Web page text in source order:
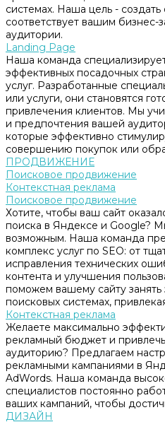
системах. Наша цель -
соответствует вашим
аудитории.
Landing Page
Наша команда
эффективных посадочных
услуг. Разработанные
или услуги, они становятся
привлечения клиентов. Мы
и предпочтения вашей
которые эффективно
совершению покупок или
ПРОДВИЖЕНИЕ
Поисковое продвижение
Контекстная реклама
Поисковое продвижение
Хотите, чтобы ваш сайт
поиска в Яндексе и Google?
возможным. Наша команда
комплекс услуг по SEO: от
исправления технических
контента и улучшения
поможем вашему сайту занять
поисковых системах,
Контекстная реклама
Желаете максимально
рекламный бюджет и
аудиторию? Предлагаем
рекламными кампаниями в
AdWords. Наша команда
специалистов постоянно
ваших кампаний, чтобы
ДИЗАЙН